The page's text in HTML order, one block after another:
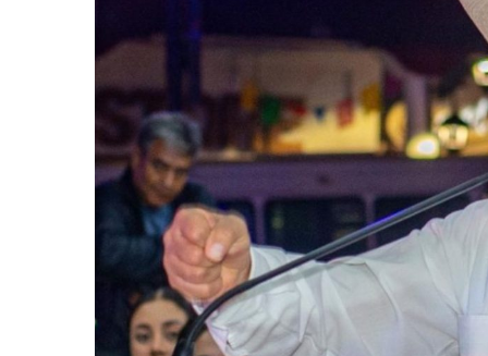
Violeta Y Melissa
Juan Calderón Pide
Jalisco Se Integra A
Frustran Presunto
Infecciones Respiratorias
SIOP Moderniza La Casa
Van Por La Reorganización
Estados Unidos Endurece
Buscan A Wilber Armando
Melissa Madero Exige
Washington Enfrenta Una
Avanza Plan Para Construir